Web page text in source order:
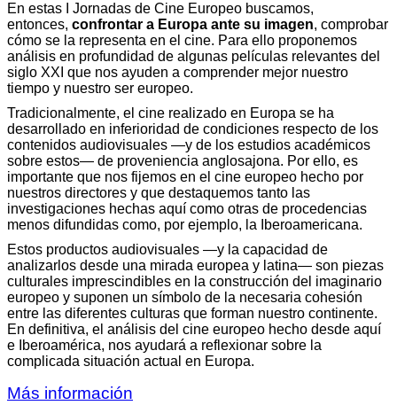
En estas I Jornadas de Cine Europeo buscamos,
entonces, confrontar a Europa ante su imagen, comprobar
cómo se la representa en el cine. Para ello proponemos
análisis en profundidad de algunas películas relevantes del
siglo XXI que nos ayuden a comprender mejor nuestro
tiempo y nuestro ser europeo.
Tradicionalmente, el cine realizado en Europa se ha
desarrollado en inferioridad de condiciones respecto de los
contenidos audiovisuales —y de los estudios académicos
sobre estos— de proveniencia anglosajona. Por ello, es
importante que nos fijemos en el cine europeo hecho por
nuestros directores y que destaquemos tanto las
investigaciones hechas aquí como otras de procedencias
menos difundidas como, por ejemplo, la Iberoamericana.
Estos productos audiovisuales —y la capacidad de
analizarlos desde una mirada europea y latina— son piezas
culturales imprescindibles en la construcción del imaginario
europeo y suponen un símbolo de la necesaria cohesión
entre las diferentes culturas que forman nuestro continente.
En definitiva, el análisis del cine europeo hecho desde aquí
e Iberoamérica, nos ayudará a reflexionar sobre la
complicada situación actual en Europa.
Más información